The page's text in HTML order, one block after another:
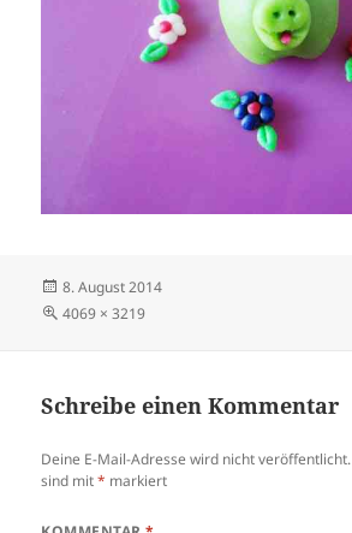
Veröffentlicht
am
8. August 2014
Volle
4069 × 3219
Schreibe einen Kommentar
Deine E-Mail-Adresse wird nicht veröffentlicht.
sind mit* markiert